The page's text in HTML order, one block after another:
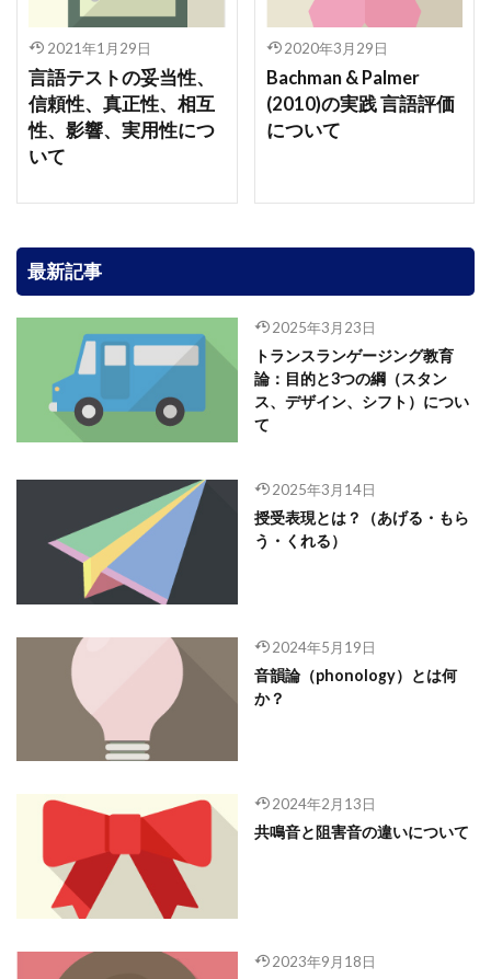
2021年1月29日
言語テストの妥当性、
信頼性、真正性、相互
性、影響、実用性につ
いて
2020年3月29日
Bachman & Palmer
(2010)の実践 言語評価
について
最新記事
2025年3月23日
トランスランゲージング教育
論：目的と3つの綱（スタン
ス、デザイン、シフト）につい
て
2025年3月14日
授受表現とは？（あげる・もら
う・くれる）
2024年5月19日
音韻論（phonology）とは何
か？
2024年2月13日
共鳴音と阻害音の違いについて
2023年9月18日